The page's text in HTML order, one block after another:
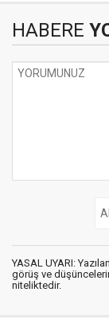
HABERE
YASAL UYARI:
görüş ve
niteliktedir.